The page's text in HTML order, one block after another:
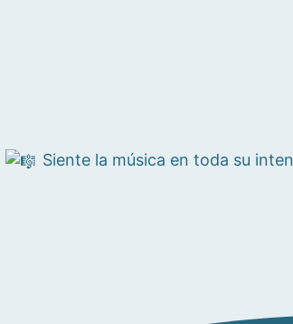
Siente la música en toda su